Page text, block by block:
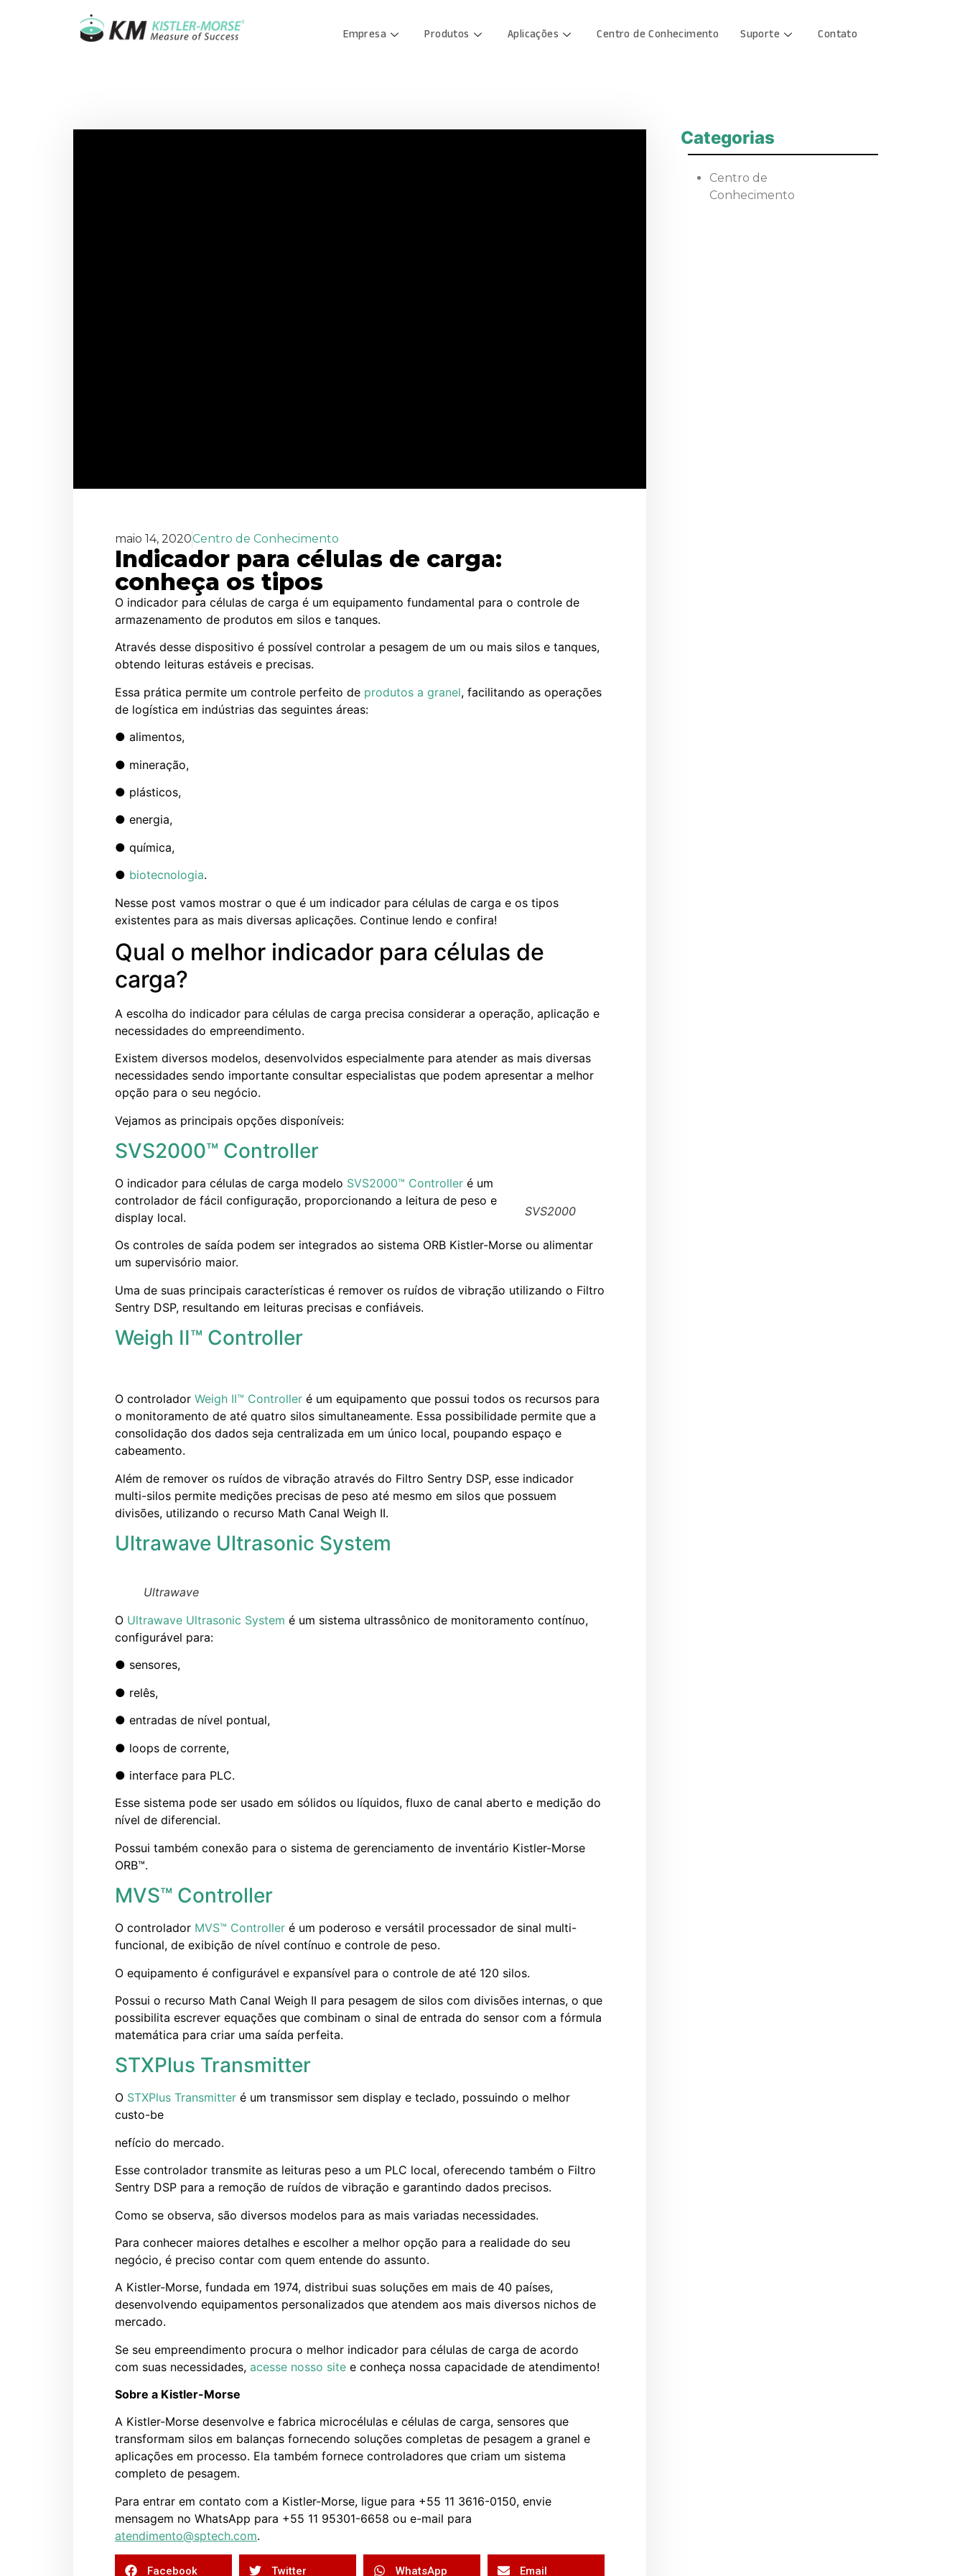
Empresa Produtos Aplicações Centro de Conhecimento Suporte Contato
maio 14, 2020Centro de Conhecimento
Indicador para células de carga:
conheça os tipos
O indicador para células de carga é um equipamento fundamental para o controle de
armazenamento de produtos em silos e tanques.
Através desse dispositivo é possível controlar a pesagem de um ou mais silos e tanques,
obtendo leituras estáveis e precisas.
Essa prática permite um controle perfeito de produtos a granel, facilitando as operações
de logística em indústrias das seguintes áreas:
● alimentos,
● mineração,
● plásticos,
● energia,
● química,
● biotecnologia.
Nesse post vamos mostrar o que é um indicador para células de carga e os tipos
existentes para as mais diversas aplicações. Continue lendo e confira!
Qual o melhor indicador para células de
carga?
A escolha do indicador para células de carga precisa considerar a operação, aplicação e
necessidades do empreendimento.
Existem diversos modelos, desenvolvidos especialmente para atender as mais diversas
necessidades sendo importante consultar especialistas que podem apresentar a melhor
opção para o seu negócio.
Vejamos as principais opções disponíveis:
SVS2000™ Controller
SVS2000
O indicador para células de carga modelo SVS2000™ Controller é um
controlador de fácil configuração, proporcionando a leitura de peso e
display local.
Os controles de saída podem ser integrados ao sistema ORB Kistler-Morse ou alimentar
um supervisório maior.
Uma de suas principais características é remover os ruídos de vibração utilizando o Filtro
Sentry DSP, resultando em leituras precisas e confiáveis.
Weigh II™ Controller
O controlador Weigh II™ Controller é um equipamento que possui todos os recursos para
o monitoramento de até quatro silos simultaneamente. Essa possibilidade permite que a
consolidação dos dados seja centralizada em um único local, poupando espaço e
cabeamento.
Além de remover os ruídos de vibração através do Filtro Sentry DSP, esse indicador
multi-silos permite medições precisas de peso até mesmo em silos que possuem
divisões, utilizando o recurso Math Canal Weigh II.
Ultrawave Ultrasonic System
Ultrawave
O Ultrawave Ultrasonic System é um sistema ultrassônico de monitoramento contínuo,
configurável para:
● sensores,
● relês,
● entradas de nível pontual,
● loops de corrente,
● interface para PLC.
Esse sistema pode ser usado em sólidos ou líquidos, fluxo de canal aberto e medição do
nível de diferencial.
Possui também conexão para o sistema de gerenciamento de inventário Kistler-Morse
ORB™.
MVS™ Controller
O controlador MVS™ Controller é um poderoso e versátil processador de sinal multi-
funcional, de exibição de nível contínuo e controle de peso.
O equipamento é configurável e expansível para o controle de até 120 silos.
Possui o recurso Math Canal Weigh II para pesagem de silos com divisões internas, o que
possibilita escrever equações que combinam o sinal de entrada do sensor com a fórmula
matemática para criar uma saída perfeita.
STXPlus Transmitter
O STXPlus Transmitter é um transmissor sem display e teclado, possuindo o melhor
custo-be
nefício do mercado.
Esse controlador transmite as leituras peso a um PLC local, oferecendo também o Filtro
Sentry DSP para a remoção de ruídos de vibração e garantindo dados precisos.
Como se observa, são diversos modelos para as mais variadas necessidades.
Para conhecer maiores detalhes e escolher a melhor opção para a realidade do seu
negócio, é preciso contar com quem entende do assunto.
A Kistler-Morse, fundada em 1974, distribui suas soluções em mais de 40 países,
desenvolvendo equipamentos personalizados que atendem aos mais diversos nichos de
mercado.
Se seu empreendimento procura o melhor indicador para células de carga de acordo
com suas necessidades, acesse nosso site e conheça nossa capacidade de atendimento!
Sobre a Kistler-Morse
A Kistler-Morse desenvolve e fabrica microcélulas e células de carga, sensores que
transformam silos em balanças fornecendo soluções completas de pesagem a granel e
aplicações em processo. Ela também fornece controladores que criam um sistema
completo de pesagem.
Para entrar em contato com a Kistler-Morse, ligue para +55 11 3616-0150, envie
mensagem no WhatsApp para +55 11 95301-6658 ou e-mail para
atendimento@sptech.com.
Facebook Twitter WhatsApp Email
Categorias
Centro de
Conhecimento